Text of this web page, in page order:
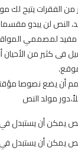
من الفقرات يتيح لك
النص لن يبدو
مفيد لمصممي
فى كثير من الأحيان
أن يضع نصوصا
مولد النص
يمكن أن يستبدل
يمكن أن يستبدل